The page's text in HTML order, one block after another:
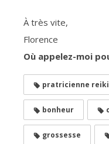
À très vite,
Florence
Où appelez-moi
pratricienne reiki
bonheur
grossesse